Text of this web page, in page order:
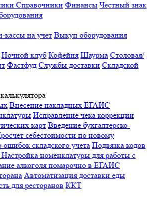
Справочники Финансы Честный знак
кассы на учет Выкуп оборудования
Ночной клуб Кофейня Шаурма Столовая/
Фастфуд Службы доставки Складской
Внесение накладных ЕГАИС
Исправление чека коррекции
карт Введение бухгалтерско-
себестоимости по новому
ошибок складского учета Подвязка кодов
Настройка номенклатуры для работы с
алкоголя помарочно в ЕГАИС
Автоматизация доставки еды
для ресторанов ККТ